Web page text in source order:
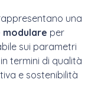
una
per
sui parametri
termini di qualità
e sostenibilità